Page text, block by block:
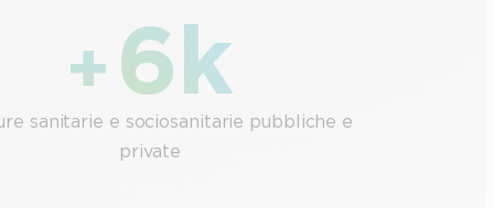
+6k
sanitarie e sociosanitarie pubbliche e
private